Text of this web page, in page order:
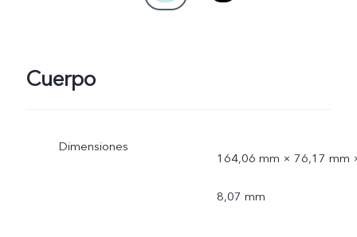
Cuerpo
Dimensiones
164,06 mm × 76,17 mm
8,07 mm